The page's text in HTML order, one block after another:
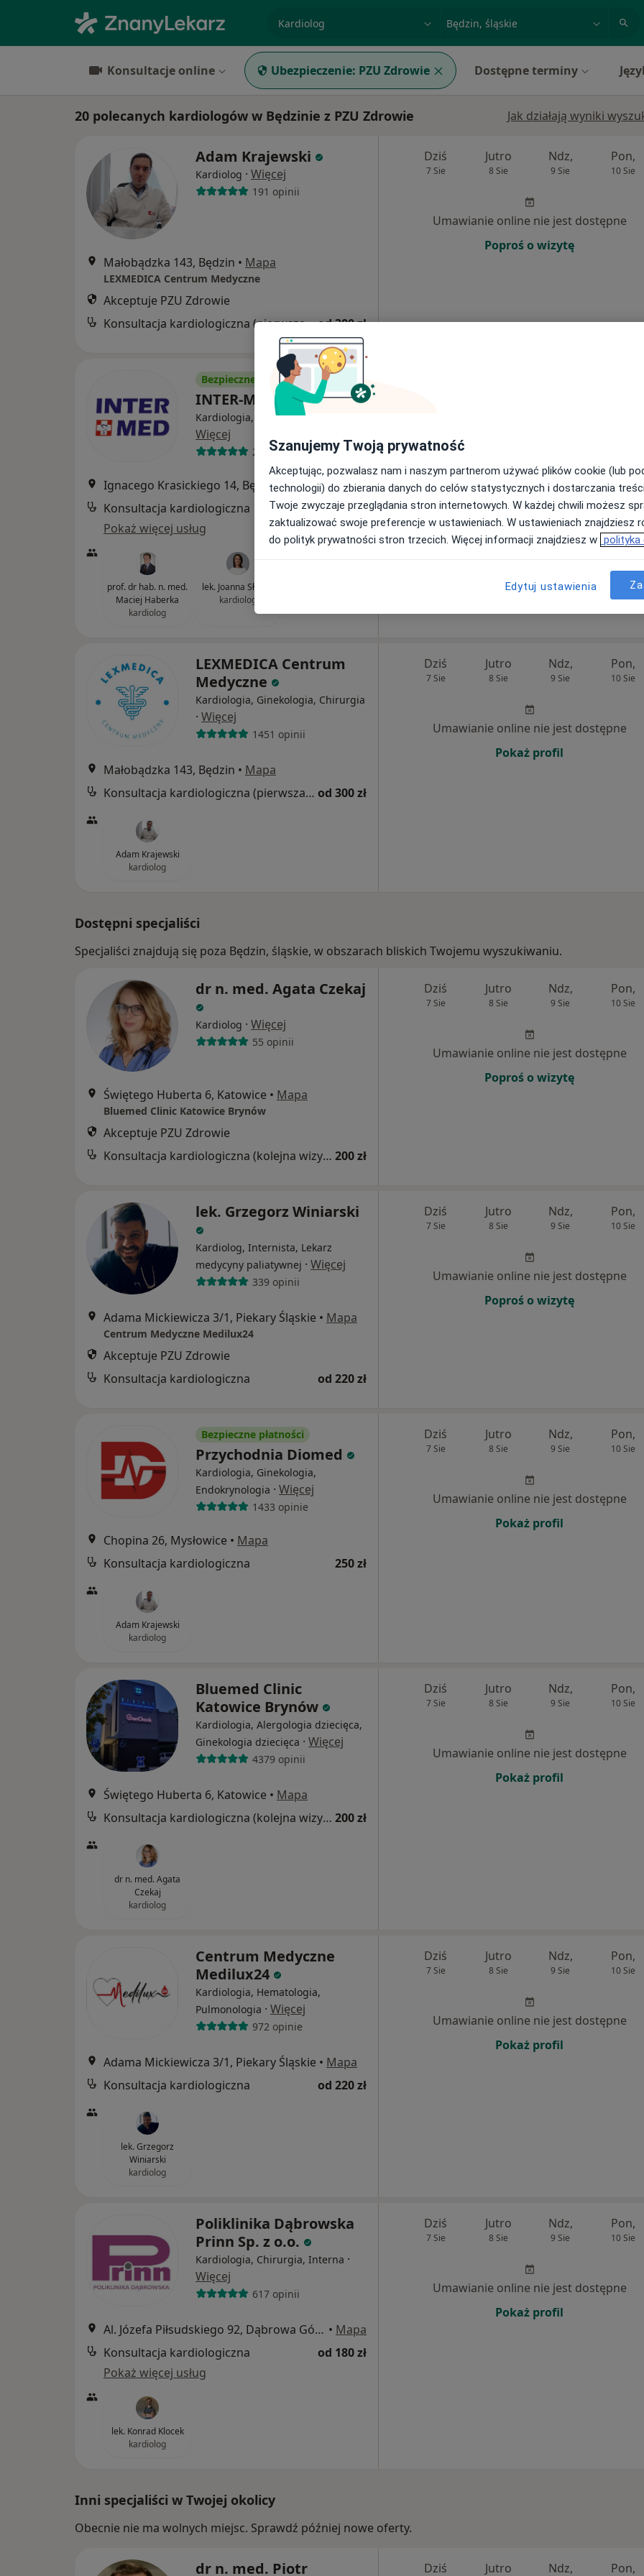
miasto lub dzielnica
Konsultacje online Ubezpieczenie: PZU Zdrowie Dostępne terminy
20 polecanych kardiologów w Będzinie z PZU Zdrowie Jak działają wyniki
Adam Krajewski
Kardiolog · Więcej
191 opinii
Małobądzka 143, Będzin • Mapa
LEXMEDICA Centrum Medyczne
Akceptuje PZU Zdrowie
Konsultacja kardiologiczna (pierwsza wizyta)od 300 zł
Dziś
7 Sie
Jutro
8 Sie
Ndz,
9 Sie
Pon,
10 Sie
Umawianie online nie jest dostępne
Poproś o wizytę
Bezpieczne płatności
INTER-MED BĘDZIN
Kardiologia, Interna, Chirurgia
Więcej
2300 opinii
Ignacego Krasickiego 14, Będzin •Mapa
Konsultacja kardiologiczna
200 zł
Pokaż więcej usług
prof. dr hab. n. med.
Maciej Haberka
kardiolog
lek. Joanna Słaboń
kardiolog
Umawianie online nie jest dostępne
Pokaż profil
LEXMEDICA Centrum
Medyczne
Kardiologia, Ginekologia, Chirurgia
· Więcej
1451 opinii
Małobądzka 143, Będzin • Mapa
Konsultacja kardiologiczna (pierwsza wizyta) od 300 zł
Adam Krajewski
kardiolog
Dziś
7 Sie
Jutro
8 Sie
Ndz,
9 Sie
Pon,
10 Sie
Umawianie online nie jest dostępne
Pokaż profil
Dostępni specjaliści
Specjaliści znajdują się poza Będzin, śląskie, w obszarach bliskich Twojemu wyszukiwaniu.
dr n. med. Agata Czekaj
Kardiolog · Więcej
55 opinii
Świętego Huberta 6, Katowice • Mapa
Bluemed Clinic Katowice Brynów
Akceptuje PZU Zdrowie
Konsultacja kardiologiczna (kolejna wizyta) 200 zł
Dziś
7 Sie
Jutro
8 Sie
Ndz,
9 Sie
Pon,
10 Sie
Umawianie online nie jest dostępne
Poproś o wizytę
lek. Grzegorz Winiarski
Kardiolog, Internista, Lekarz
medycyny paliatywnej · Więcej
339 opinii
Adama Mickiewicza 3/1, Piekary Śląskie • Mapa
Centrum Medyczne Medilux24
Akceptuje PZU Zdrowie
Konsultacja kardiologiczna
od 220 zł
Dziś
7 Sie
Jutro
8 Sie
Ndz,
9 Sie
Pon,
10 Sie
Umawianie online nie jest dostępne
Poproś o wizytę
Bezpieczne płatności
Przychodnia Diomed
Kardiologia, Ginekologia,
Endokrynologia · Więcej
1433 opinie
Chopina 26, Mysłowice • Mapa
Konsultacja kardiologiczna
250 zł
Adam Krajewski
kardiolog
Dziś
7 Sie
Jutro
8 Sie
Ndz,
9 Sie
Pon,
10 Sie
Umawianie online nie jest dostępne
Pokaż profil
Bluemed Clinic
Katowice Brynów
Kardiologia, Alergologia dziecięca,
Ginekologia dziecięca · Więcej
4379 opinii
Świętego Huberta 6, Katowice • Mapa
Konsultacja kardiologiczna (kolejna wizyta) 200 zł
dr n. med. Agata
Czekaj
kardiolog
Dziś
7 Sie
Jutro
8 Sie
Ndz,
9 Sie
Pon,
10 Sie
Umawianie online nie jest dostępne
Pokaż profil
Centrum Medyczne
Medilux24
Kardiologia, Hematologia,
Pulmonologia · Więcej
972 opinie
Adama Mickiewicza 3/1, Piekary Śląskie • Mapa
Konsultacja kardiologiczna
od 220 zł
lek. Grzegorz
Winiarski
kardiolog
Dziś
7 Sie
Jutro
8 Sie
Ndz,
9 Sie
Pon,
10 Sie
Umawianie online nie jest dostępne
Pokaż profil
Poliklinika Dąbrowska
Prinn Sp. z o.o.
Kardiologia, Chirurgia, Interna ·
Więcej
617 opinii
Al. Józefa Piłsudskiego 92, Dąbrowa Górnicza • Mapa
Konsultacja kardiologiczna
od 180 zł
Pokaż więcej usług
lek. Konrad Klocek
kardiolog
Dziś
7 Sie
Jutro
8 Sie
Ndz,
9 Sie
Pon,
10 Sie
Umawianie online nie jest dostępne
Pokaż profil
Inni specjaliści w Twojej okolicy
Obecnie nie ma wolnych miejsc. Sprawdź później nowe oferty.
dr n. med. Piotr Dziś Jutro Ndz, Pon,
Szanujemy Twoją prywatność
Akceptując, pozwalasz nam i naszym partnerom używać plików cookie (lub
technologii) do zbierania danych do celów statystycznych i dostarczania
Twoje zwyczaje przeglądania stron internetowych. W każdej chwili możesz
zaktualizować swoje preferencje w ustawieniach. W ustawieniach znajdziesz
do polityk prywatności stron trzecich. Więcej informacji znajdziesz w polityka
Edytuj ustawienia